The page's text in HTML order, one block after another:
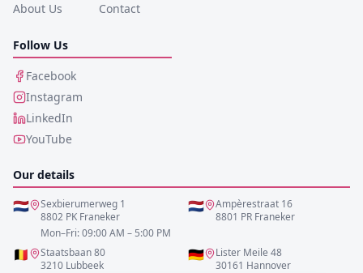
About Us
Contact
Follow Us
Facebook
Instagram
LinkedIn
YouTube
Our details
🇳🇱
Sexbierumerweg 1
8802 PK Franeker
Mon–Fri: 09:00 AM – 5:00 PM
🇳🇱
Ampèrestraat 16
8801 PR Franeker
🇧🇪
Staatsbaan 80
3210 Lubbeek
🇩🇪
Lister Meile 48
30161 Hannover